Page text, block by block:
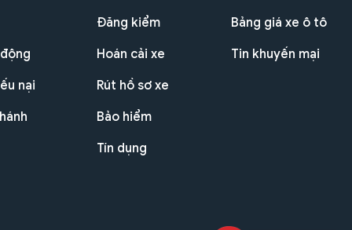
nại
Đăng kiểm
Hoán cải xe
Rút hồ sơ xe
Bảo hiểm
Tín dụng
Bảng giá xe ô tô
Tin khuyến mại